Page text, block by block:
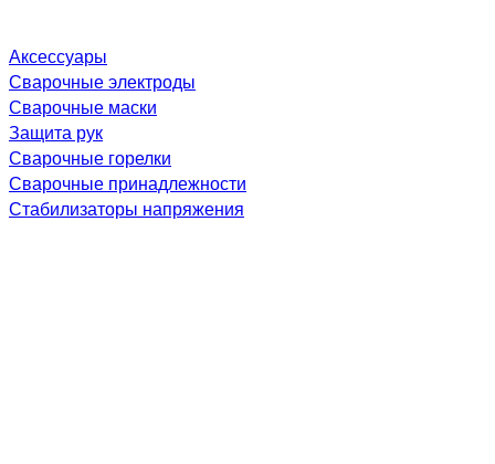
Аксессуары
Сварочные электроды
Сварочные маски
Защита рук
Сварочные горелки
Сварочные принадлежности
Стабилизаторы напряжения